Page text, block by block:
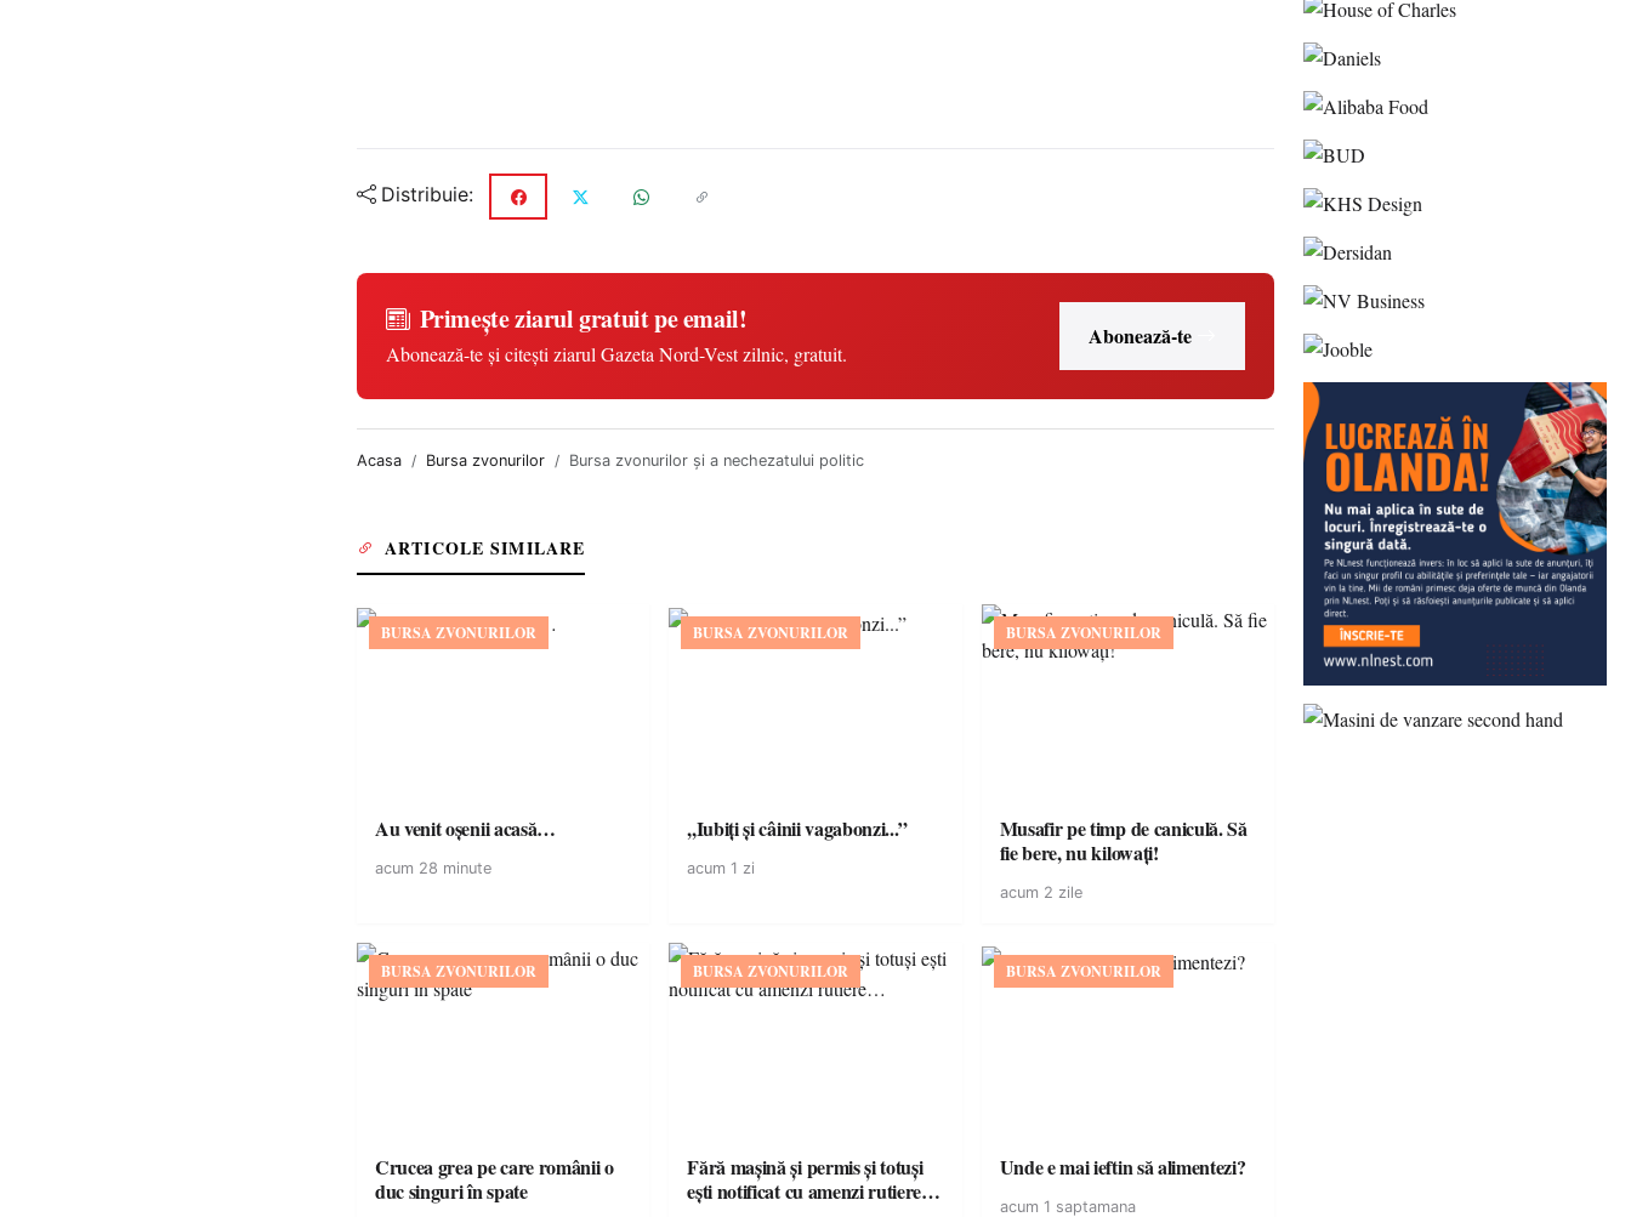
Distribuie:
Primește ziarul gratuit pe email!
Abonează-te și citești ziarul Gazeta Nord-Vest zilnic, gratuit.
Abonează-te
Acasa Bursa zvonurilor Bursa zvonurilor și a nechezatului politic
ARTICOLE SIMILARE
BURSA ZVONURILOR
Au venit oșenii acasă…
acum 28 minute
BURSA ZVONURILOR
,,Iubiți și câinii vagabonzi...”
acum 1 zi
BURSA ZVONURILOR
Musafir pe timp de caniculă. Să
fie bere, nu kilowați!
acum 2 zile
BURSA ZVONURILOR
Crucea grea pe care românii o
duc singuri în spate
BURSA ZVONURILOR
Fără mașină și permis și totuși
ești notificat cu amenzi rutiere…
BURSA ZVONURILOR
Unde e mai ieftin să alimentezi?
acum 1 saptamana